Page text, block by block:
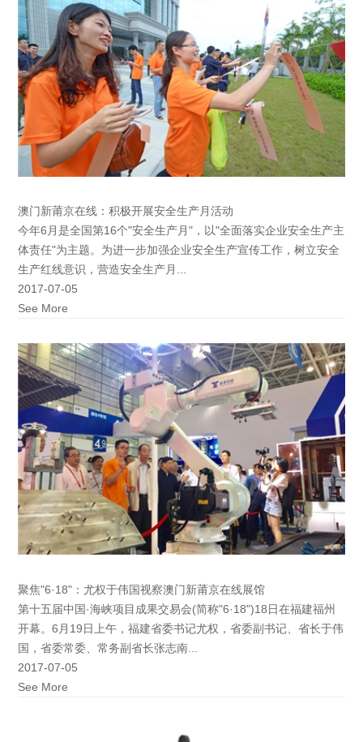
澳门新莆京在线：积极开展安全生产月活动
今年6月是全国第16个"安全生产月"，以"全面落实企业安全生产主
体责任"为主题。为进一步加强企业安全生产宣传工作，树立安全
生产红线意识，营造安全生产月...
2017-07-05
See More
聚焦"6·18"：尤权于伟国视察澳门新莆京在线展馆
第十五届中国·海峡项目成果交易会(简称"6·18")18日在福建福州
开幕。6月19日上午，福建省委书记尤权，省委副书记、省长于伟
国，省委常委、常务副省长张志南...
2017-07-05
See More